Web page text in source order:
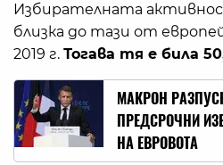
Избирателната
близка до тази от
2019 г. Тогава тя е била
МАКРОН
ПРЕДСРОЧНИ
НА ЕВРОВОТА